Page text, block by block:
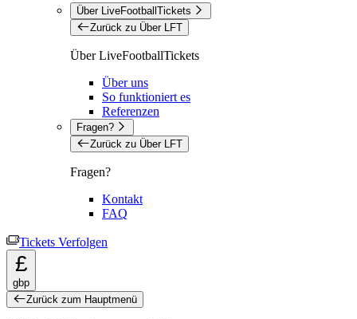
Über LiveFootballTickets
Zurück zu Über LFT
Über LiveFootballTickets
Über uns
So funktioniert es
Referenzen
Fragen?
Zurück zu Über LFT
Fragen?
Kontakt
FAQ
Tickets Verfolgen
£
gbp
Zurück zum Hauptmenü